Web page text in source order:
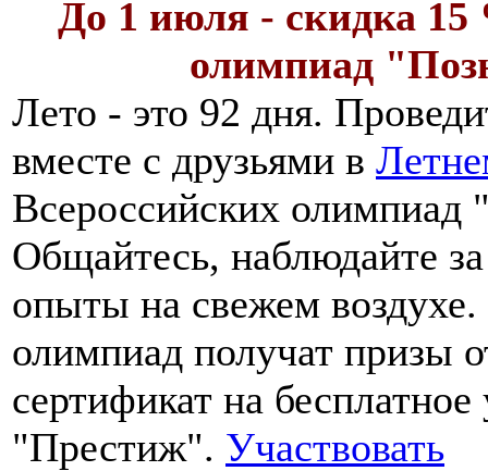
До 1 июля - скидка 15
олимпиад
Лето - это 92 дня.
вместе с друзьями в
Всероссийских олимпиад
Общайтесь, наблюдайте
опыты на свежем
олимпиад получат призы
сертификат на
"Престиж". Участвовать